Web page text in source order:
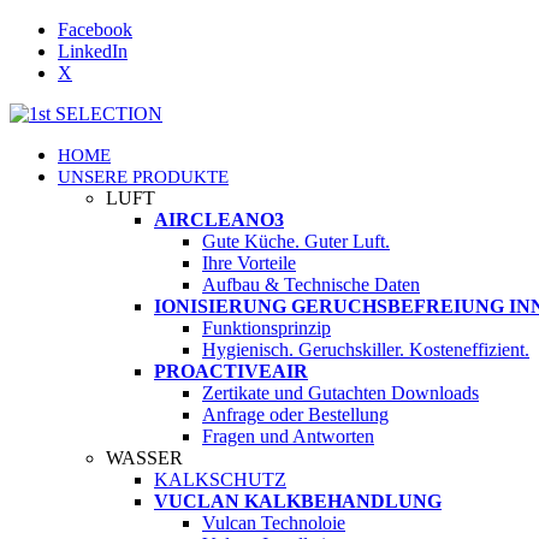
Facebook
LinkedIn
X
HOME
UNSERE PRODUKTE
LUFT
AIRCLEANO3
Gute Küche. Guter Luft.
Ihre Vorteile
Aufbau & Technische Daten
IONISIERUNG GERUCHSBEFREIUNG
Funktionsprinzip
Hygienisch. Geruchskiller. Kosteneffizient.
PROACTIVEAIR
Zertikate und Gutachten Downloads
Anfrage oder Bestellung
Fragen und Antworten
WASSER
KALKSCHUTZ
VUCLAN KALKBEHANDLUNG
Vulcan Technoloie